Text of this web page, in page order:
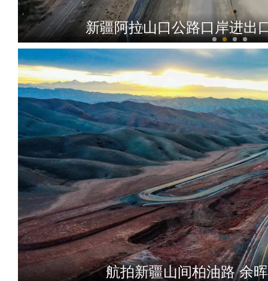
新疆阿拉山口公路口岸进出
阿克苏地区公安局庆祝中国
航拍新疆山间柏油路 余